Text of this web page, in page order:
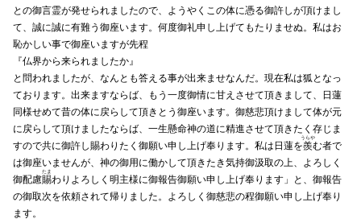
との御言霊が発せられましたので、ようやくこの体に憑る御許しが頂けまし
て、誠に誠に有難う御座います。何度御礼申し上げてもたりませぬ。私はお
恥かしい事で御座いますが先程
『仏界から来られましたか』
と問われましたが、なんとも答える事が出来ませなんだ。現在私は狐となっ
ております。出来ますならば、もう一度御情に甘えさせて頂きまして、日蓮
同様せめて昔の体に戻らして頂きとう御座います。御慈悲頂けまして体が元
に戻らして頂けましたならば、一生懸命神の道に精進させて頂きたく存じま
すので共に御許し賜わりたく御願い申し上げ奉ります。私は日蓮を羨
うらや
む者で
は御座いませんが、神の御用に働かして頂きたき気持御汲取の上、よろしく
御配慮賜
たま
わりよろしく明主様に御報告御願い申し上げ奉ります」と、御報告
の御取次を依頼されて帰りました。よろしく御慈悲の程御願い申し上げ奉り
ます。